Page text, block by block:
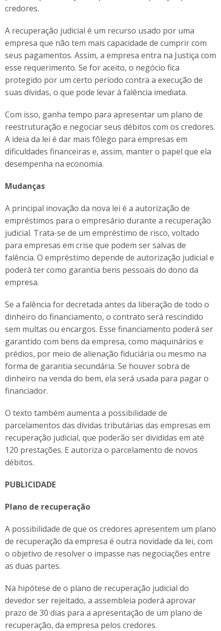
credores.
A recuperação judicial é um recurso usado por uma
empresa que não tem mais capacidade de cumprir com
seus pagamentos. Assim, a empresa entra na Justiça com
esse requerimento. Se for aceito, o negócio fica
protegido por um certo período contra a execução de
suas dívidas, o que pode levar à falência imediata.
Com isso, ganha tempo para apresentar um plano de
reestruturação e negociar seus débitos com os credores.
A ideia da lei é dar mais fôlego para empresas em
dificuldades financeiras e, assim, manter o papel que ela
desempenha na economia.
Mudanças
A principal inovação da nova lei é a autorização de
empréstimos para o empresário durante a recuperação
judicial. Trata-se de um empréstimo de risco, voltado
para empresas em crise que podem ser salvas de
falência. O empréstimo depende de autorização judicial e
poderá ter como garantia bens pessoais do dono da
empresa.
Se a falência for decretada antes da liberação de todo o
dinheiro do financiamento, o contrato será rescindido
sem multas ou encargos. Esse financiamento poderá ser
garantido com bens da empresa, como maquinários e
prédios, por meio de alienação fiduciária ou mesmo na
forma de garantia secundária. Se houver sobra de
dinheiro na venda do bem, ela será usada para pagar o
financiador.
O texto também aumenta a possibilidade de
parcelamentos das dívidas tributárias das empresas em
recuperação judicial, que poderão ser divididas em até
120 prestações. E autoriza o parcelamento de novos
débitos.
PUBLICIDADE
Plano de recuperação
A possibilidade de que os credores apresentem um plano
de recuperação da empresa é outra novidade da lei, com
o objetivo de resolver o impasse nas negociações entre
as duas partes.
Na hipótese de o plano de recuperação judicial do
devedor ser rejeitado, a assembleia poderá aprovar
prazo de 30 dias para a apresentação de um plano de
recuperação, da empresa pelos credores.